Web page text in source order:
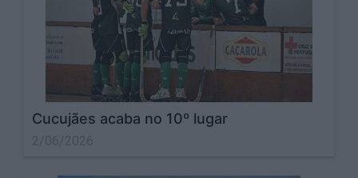
Cucujães acaba no 10º lugar